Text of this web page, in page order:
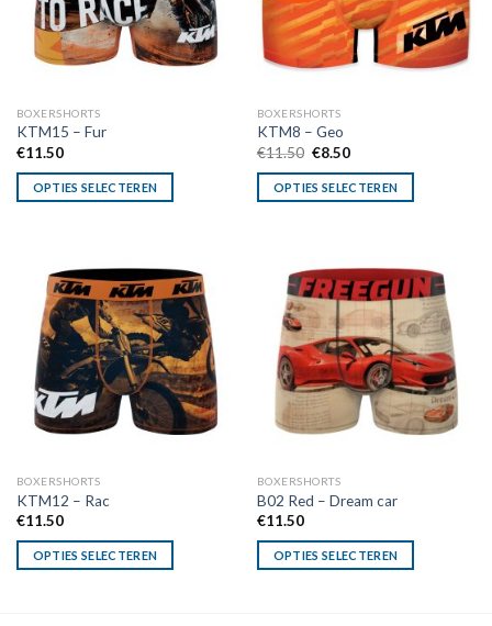
BOXERSHORTS
KTM15 – Fur
€11.50
OPTIES SELECTEREN
BOXERSHORTS
KTM8 – Geo
€11.50 Oorspronkelijke
was:
€11.50.
€8.50Huidige
is:
€8.50.
OPTIES SELECTEREN
BOXERSHORTS
KTM12 – Rac
€11.50
OPTIES SELECTEREN
BOXERSHORTS
B02 Red – Dream car
€11.50
OPTIES SELECTEREN